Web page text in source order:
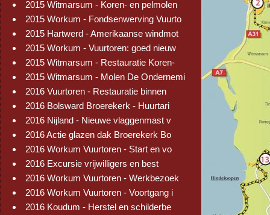
2015 Witmarsum - Koren- en pelmolen
2015 Workum - Fondsenwerving Vuurto
2015 Hartwerd - Amerikaanse windmot
2015 Workum - Vuurtoren: goed nieuw
2015 Witmarsum - Restauratie Koren-
2015 Witmarsum - Molen De Ondernemi
2016 Vuurtoren - Restauratie binnen
2016 Bolsward Broerekerk - Huurtari
2016 Nijland - Nieuwe vlaggenmast v
2016 Actie glazen dak Broerekerk Bo
2016 Workum Vuurtoren - Start en vo
2016 Excursie vrijwilligers en best
2016 Workum Vuurtoren - Werkbezoek
2016 Workum Vuurtoren - Voortgang i
2016 Koudum - Herstel en schilderbe